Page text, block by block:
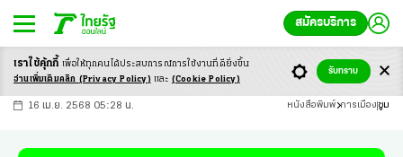
สมัครบริการ
-ก ก ก+
16 เม.ย. 2568 05:28 น. หนังสือพิมพ์ การเมืองซูม
เราใช้คุ้กกี้ เพื่อให้ทุกคนได้ประสบการณ์การใช้งานที่ดียิ่งขึ้น
อ่านเพิ่มเติมคลิก (Privacy Policy) และ (Cookie Policy)
รับทราบ